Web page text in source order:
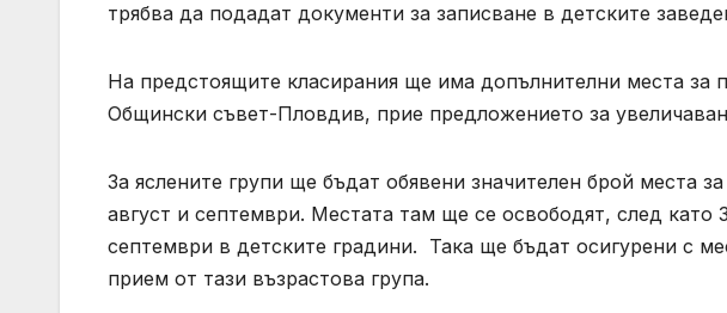
трябва да подадат документи за записване в детските
На предстоящите класирания ще има допълнителни места за
Общински съвет-Пловдив, прие предложението за
За яслените групи ще бъдат обявени значителен брой места
август и септември. Местата там ще се освободят, след като
септември в детските градини. Така ще бъдат осигурени с
прием от тази възрастова група.